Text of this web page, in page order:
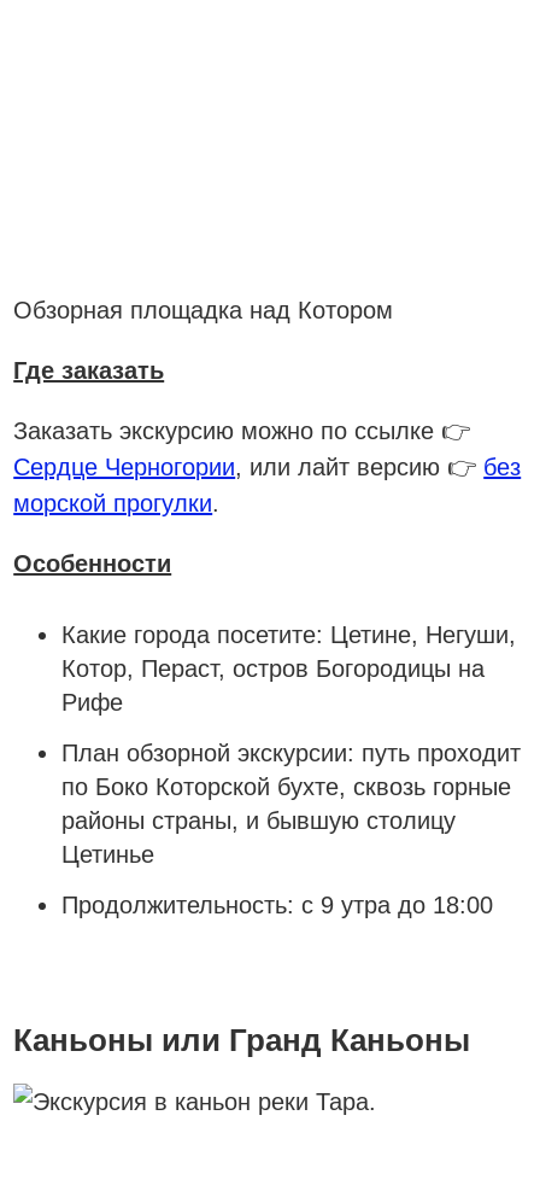
Обзорная площадка над Котором
Где заказать
Заказать экскурсию можно по ссылке 👉
Сердце Черногории, или лайт версию 👉 без
морской прогулки.
Особенности
Какие города посетите: Цетине, Негуши,
Котор, Пераст, остров Богородицы на
Рифе
План обзорной экскурсии: путь проходит
по Боко Которской бухте, сквозь горные
районы страны, и бывшую столицу
Цетинье
Продолжительность: с 9 утра до 18:00
Каньоны или Гранд Каньоны